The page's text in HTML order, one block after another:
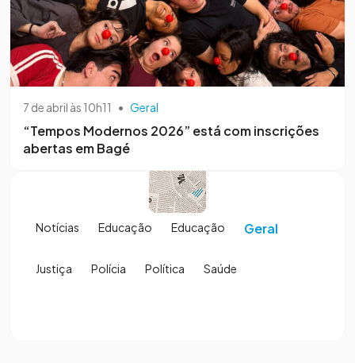
7 de abril às 10h11 • Geral
“Tempos Modernos 2026” está com inscrições
abertas em Bagé
Notícias Educação Educação Geral
Justiça Polícia Política Saúde